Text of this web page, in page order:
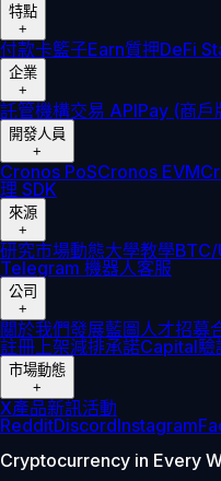
特點
+
付款卡籃子Earn質押DeFi
企業
+
託管機構交易 APIPay (商戶
開發人員
+
Cronos PoSCronos EVM
理 SDK
來源
+
研究市場動態大學教學BTC/
Telegram 機器人客服
公司
+
關於我們發展藍圖人才招募
註冊 上架減排承諾Capital驗
市場動態
+
X產品新訊活動
RedditDiscordInstagram
Cryptocurrency in Every